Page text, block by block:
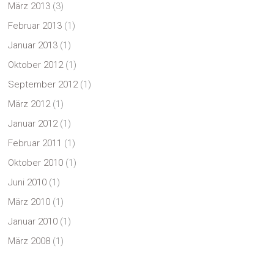
März 2013 (3)
Februar 2013 (1)
Januar 2013 (1)
Oktober 2012(1)
September 2012(1)
März 2012(1)
Januar 2012(1)
Februar 2011 (1)
Oktober 2010 (1)
Juni 2010 (1)
März 2010 (1)
Januar 2010 (1)
März 2008 (1)